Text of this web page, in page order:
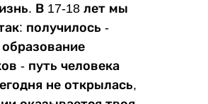
В 17-18 лет мы
получилось -
- путь человека
не открылась,